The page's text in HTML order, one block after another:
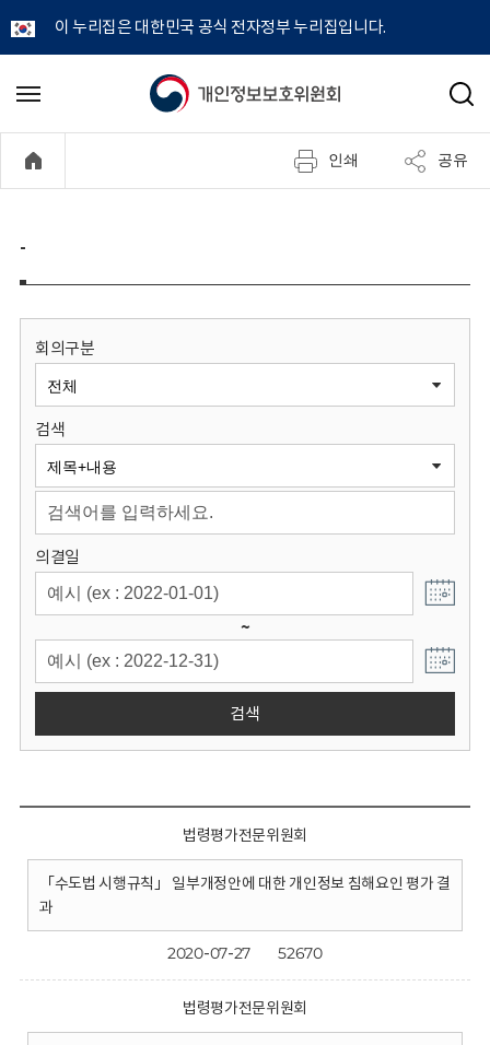
이 누리집은 대한민국 공식 전자정부 누리집입니다.
개
정
보
원
회
메
기
검
인쇄 공유
-
회의구분
검색
의결일
~
검색
법령평가전문위원회
「수도법 시행규칙」 일부개정안에 대한 개인정보 침해요인 평가 결
과
2020-07-27 52670
법령평가전문위원회